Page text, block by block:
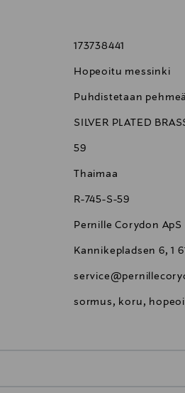
173738441
Hopeoitu messinki
Puhdistetaan
SILVER PLATED
59
Thaimaa
R-745-S-59
Pernille Corydon ApS
Kannikepladsen 6, 1
sormus, koru,